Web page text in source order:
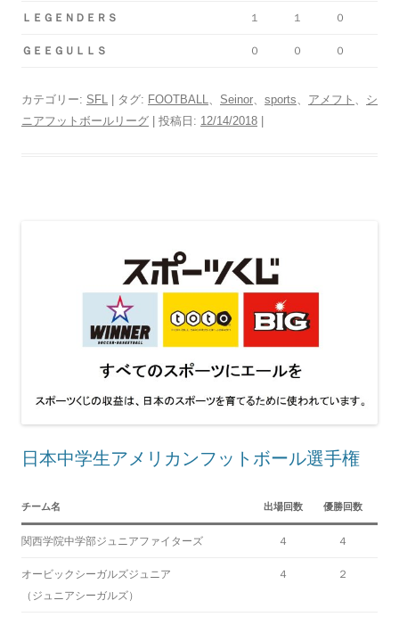
ＬＥＧＥＮＤＥＲＳ １ １ ０
ＧＥＥＧＵＬＬＳ ０ ０ ０
カテゴリー: SFL | タグ: FOOTBALL、 Seinor、 sports、 アメフト 、 シ
ニアフットボールリーグ | 投稿日: 12/14/2018
日本中学生アメリカンフットボール選手権
チーム名 出場回数 優勝回数
関西学院中学部ジュニアファイターズ ４ ４
オービックシーガルズジュニア
（ジュニアシーガルズ）
４ ２